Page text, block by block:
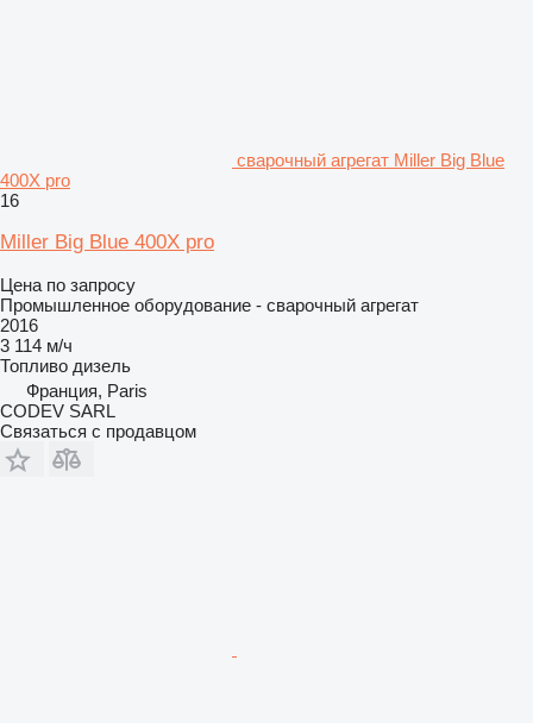
сварочный агрегат Miller Big Blue
400X pro
16
Miller Big Blue 400X pro
Цена по запросу
Промышленное оборудование - сварочный агрегат
2016
3 114 м/ч
Топливо дизель
Франция, Paris
CODEV SARL
Связаться с продавцом